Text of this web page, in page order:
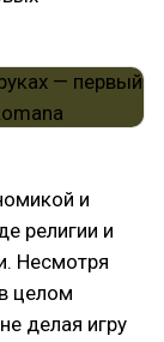
и
религии и
Несмотря
целом
делая игру